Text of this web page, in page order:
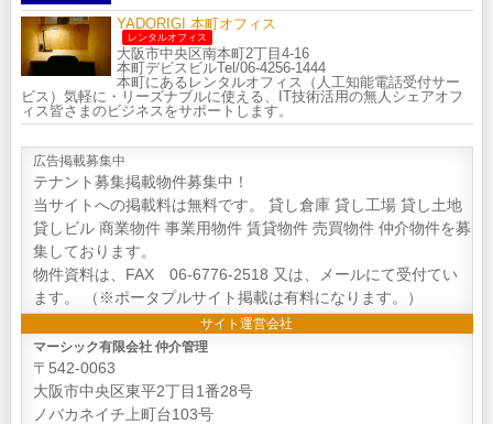
YADORIGI 本町オフィス
レンタルオフィス
大阪市中央区南本町2丁目4-16
本町デビスビルTel/06-4256-1444
本町にあるレンタルオフィス（人工知能電話受付サー
ビス）気軽に・リーズナブルに使える、IT技術活用の無人シェアオフ
ィス皆さまのビジネスをサポートします。
広告掲載募集中
テナント募集掲載物件募集中！
当サイトへの掲載料は無料です。 貸し倉庫 貸し工場 貸し土地
貸しビル 商業物件 事業用物件 賃貸物件 売買物件 仲介物件を募
集しております。
物件資料は、FAX 06-6776-2518 又は、メールにて受付てい
ます。 （※ポータプルサイト掲載は有料になります。）
サイト運営会社
マーシック有限会社 仲介管理
〒542-0063
大阪市中央区東平2丁目1番28号
ノバカネイチ上町台103号